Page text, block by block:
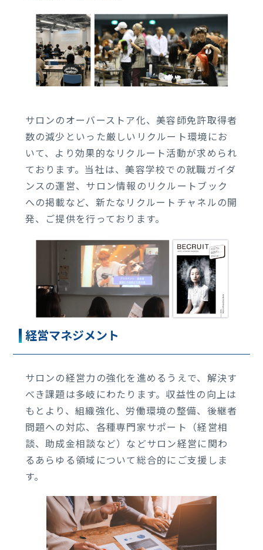
サロンのオーバーストア化、美容師免許取得者
数の減少といった厳しいリクルート環境にお
いて、より効果的なリクルート活動が求められ
ております。当社は、美容学校での就職ガイダ
ンスの運営、サロン情報のリクルートブック
への掲載など、新たなリクルートチャネルの開
発、ご提供を行っております。
経営マネジメント
サロンの経営力の強化を進めるうえで、解決す
べき課題は多岐にわたります。収益性の向上は
もとより、組織強化、労働環境の整備、後継者
問題への対応、各種専門家サポート（経営相
談、助成金相談など）などサロン経営に関わ
るあらゆる領域について総合的にご支援しま
す。